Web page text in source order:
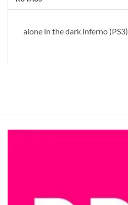
alone in the dark inferno (PS3)